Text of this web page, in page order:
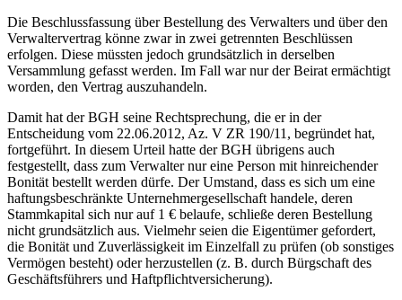
Die Beschlussfassung über Bestellung des Verwalters und über den
Verwaltervertrag könne zwar in zwei getrennten Beschlüssen
erfolgen. Diese müssten jedoch grundsätzlich in derselben
Versammlung gefasst werden. Im Fall war nur der Beirat ermächtigt
worden, den Vertrag auszuhandeln.
Damit hat der BGH seine Rechtsprechung, die er in der
Entscheidung vom 22.06.2012, Az. V ZR 190/11, begründet hat,
fortgeführt. In diesem Urteil hatte der BGH übrigens auch
festgestellt, dass zum Verwalter nur eine Person mit hinreichender
Bonität bestellt werden dürfe. Der Umstand, dass es sich um eine
haftungsbeschränkte Unternehmergesellschaft handele, deren
Stammkapital sich nur auf 1 € belaufe, schließe deren Bestellung
nicht grundsätzlich aus. Vielmehr seien die Eigentümer gefordert,
die Bonität und Zuverlässigkeit im Einzelfall zu prüfen (ob sonstiges
Vermögen besteht) oder herzustellen (z. B. durch Bürgschaft des
Geschäftsführers und Haftpflichtversicherung).